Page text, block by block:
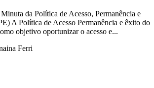
da Política de Acesso, Permanência e
A Política de Acesso Permanência e êxito do
objetivo oportunizar o acesso e...
Ferri